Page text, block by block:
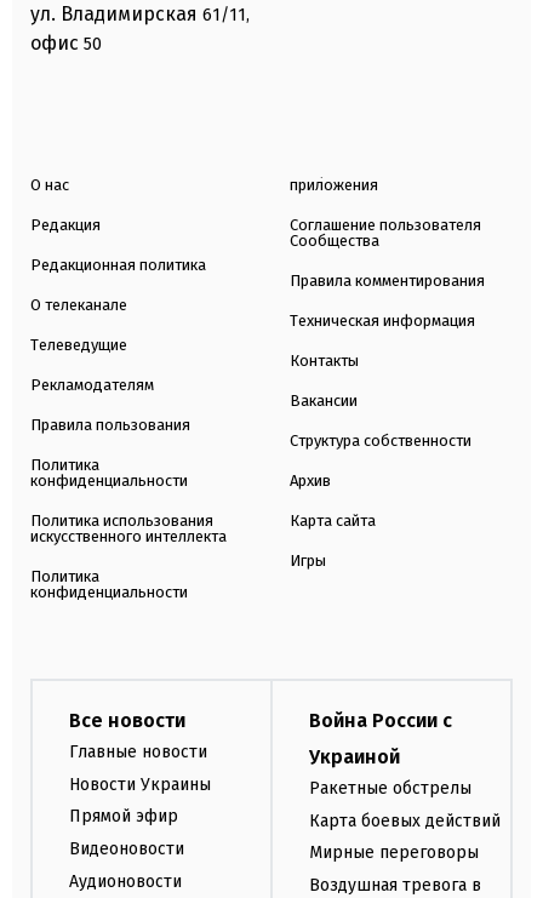
ул. Владимирская 61/11,
офис 50
О нас
Редакция
Редакционная политика
О телеканале
Телеведущие
Рекламодателям
Правила пользования
Политика
конфиденциальности
Политика использования
искусственного интеллекта
Политика
конфиденциальности
приложения
Соглашение пользователя
Сообщества
Правила комментирования
Техническая информация
Контакты
Вакансии
Структура собственности
Архив
Карта сайта
Игры
Все новости
Главные новости
Новости Украины
Прямой эфир
Видеоновости
Аудионовости
Война России с
Украиной
Ракетные обстрелы
Карта боевых действий
Мирные переговоры
Воздушная тревога в